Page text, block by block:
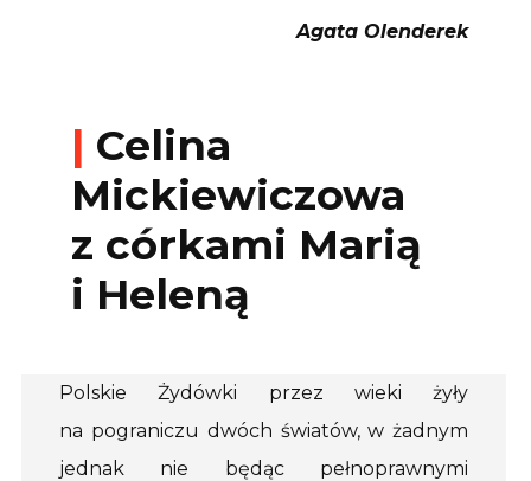
Agata Olenderek
| Celina
Mickiewiczowa
z córkami Marią
i Heleną
Polskie Żydówki przez wieki żyły
na pograniczu dwóch światów, w żadnym
jednak nie będąc pełnoprawnymi